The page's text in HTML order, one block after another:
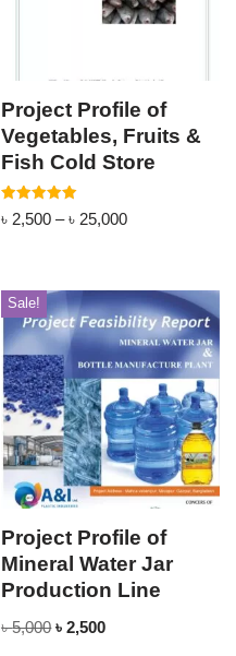
Project Profile of
Vegetables, Fruits &
Fish Cold Store
Rated
5.00
৳2,500 – ৳25,000
Sale!
Project Profile of
Mineral Water Jar
Production Line
৳5,000 ৳2,500